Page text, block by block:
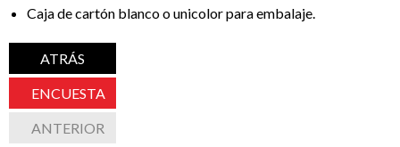
Caja de cartón blanco o unicolor para embalaje.
ATRÁS
ENCUESTA
ANTERIOR